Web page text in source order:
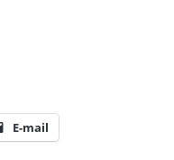
E-mail